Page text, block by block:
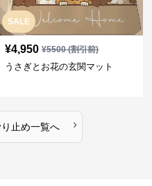
SALE
¥4,950 ¥5500(割引前)
うさぎとお花の玄関マット
止め一覧へ ›